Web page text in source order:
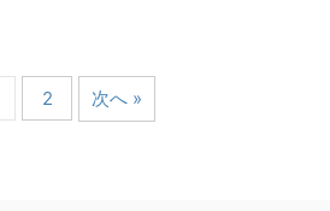
2 次へ »